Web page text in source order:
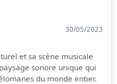
30/05/2023
et sa scène musicale
sonore unique qui
du monde entier.